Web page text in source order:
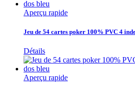
Aperçu rapide
Jeu de 54 cartes poker 100% PVC 4
Détails
Aperçu rapide